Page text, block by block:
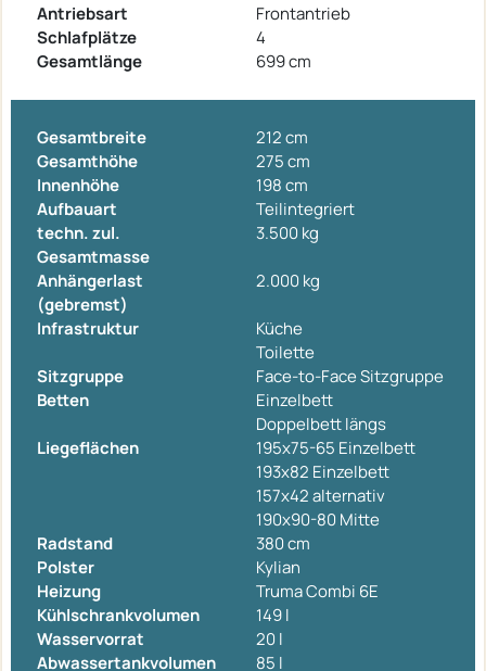
Antriebsart
Frontantrieb
Schlafplätze
4
Gesamtlänge
699 cm
Gesamtbreite
212 cm
Gesamthöhe
275 cm
Innenhöhe
198 cm
Aufbauart
Teilintegriert
techn. zul.
Gesamtmasse
3.500 kg
Anhängerlast
(gebremst)
2.000 kg
Infrastruktur
Küche
Toilette
Sitzgruppe
Face-to-Face Sitzgruppe
Betten
Einzelbett
Doppelbett längs
Liegeflächen
195x75-65 Einzelbett
193x82 Einzelbett
157x42 alternativ
190x90-80 Mitte
Radstand
380 cm
Polster
Kylian
Heizung
Truma Combi 6E
Kühlschrankvolumen
149 l
Wasservorrat
20 l
Abwassertankvolumen
85 l